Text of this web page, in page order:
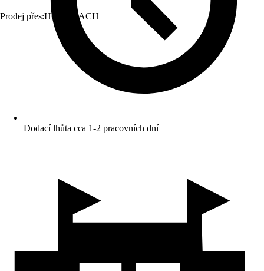
Prodej přes:HORNBACH
Dodací lhůta cca 1-2 pracovních dní